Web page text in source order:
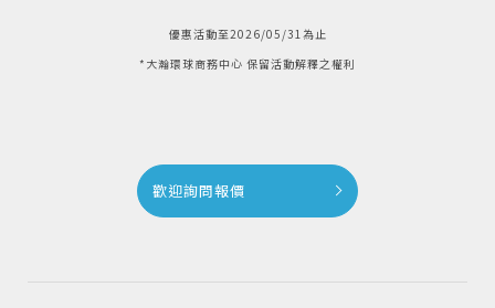
優惠活動至2026/05/31為止
*大瀚環球商務中心 保留活動解釋之權利
歡迎詢問報價